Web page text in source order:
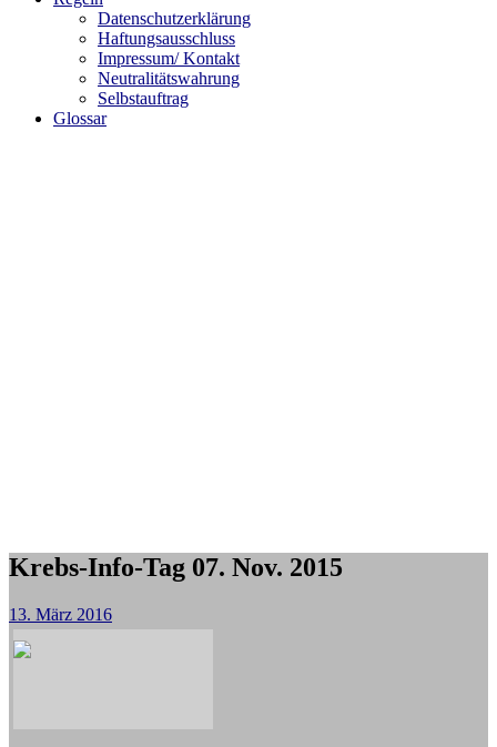
Datenschutzerklärung
Haftungsausschluss
Impressum/ Kontakt
Neutralitätswahrung
Selbstauftrag
Glossar
Krebs-Info-Tag 07. Nov. 2015
13. März 2016